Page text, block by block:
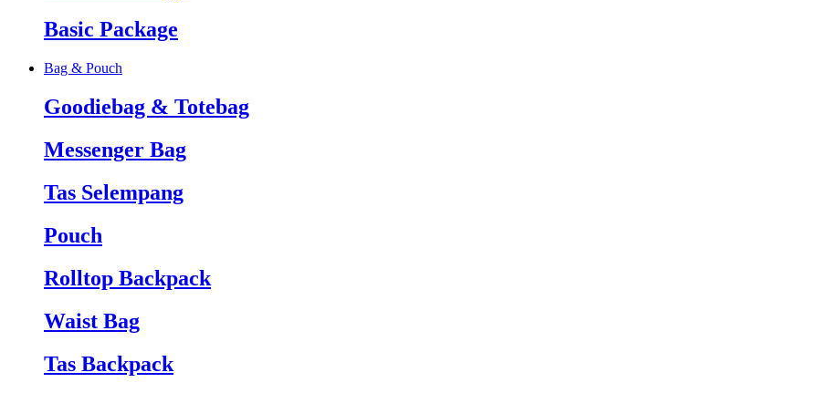
Basic Package
Bag & Pouch
Goodiebag & Totebag
Messenger Bag
Tas Selempang
Pouch
Rolltop Backpack
Waist Bag
Tas Backpack